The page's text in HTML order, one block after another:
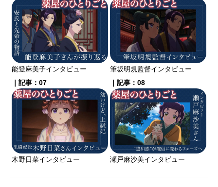
能登麻美子インタビュー
筆坂明規監督インタビュー
｜記事：07
木野日菜インタビュー
｜記事：08
瀬戸麻沙美インタビュー